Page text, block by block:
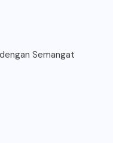
Semangat